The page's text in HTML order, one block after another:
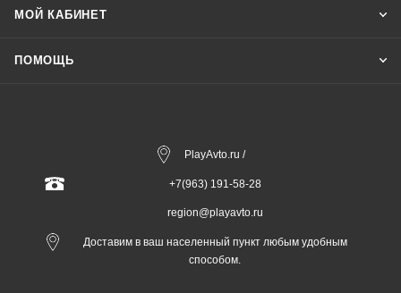
МОЙ КАБИНЕТ
ПОМОЩЬ
PlayAvto.ru /
+7(963) 191-58-28
region@playavto.ru
Доставим в ваш населенный пункт любым удобным
способом.